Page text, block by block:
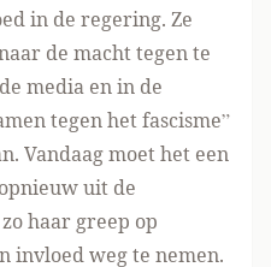
in de regering. Ze
de macht tegen te
media en in de
tegen het fascisme”
Vandaag moet het een
uit de
haar greep op
invloed weg te nemen.